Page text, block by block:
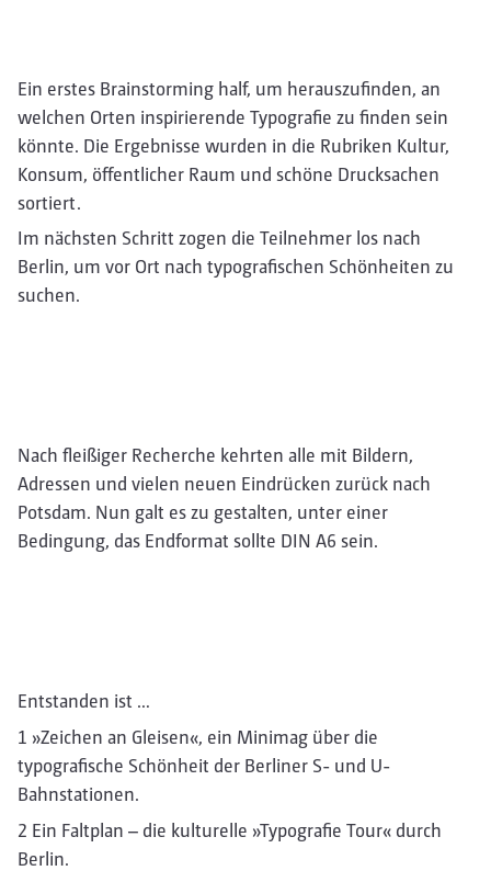
Ein erstes Brainstorming half, um herauszufinden, an
welchen Orten inspirierende Typografie zu finden sein
könnte. Die Ergebnisse wurden in die Rubriken Kultur,
Konsum, öffentlicher Raum und schöne Drucksachen
sortiert.
Im nächsten Schritt zogen die Teilnehmer los nach
Berlin, um vor Ort nach typografischen Schönheiten zu
suchen.
Nach fleißiger Recherche kehrten alle mit Bildern,
Adressen und vielen neuen Eindrücken zurück nach
Potsdam. Nun galt es zu gestalten, unter einer
Bedingung, das Endformat sollte DIN A6 sein.
Entstanden ist …
1 »Zeichen an Gleisen«, ein Minimag über die
typografische Schönheit der Berliner S- und U-
Bahnstationen.
2 Ein Faltplan – die kulturelle »Typografie Tour« durch
Berlin.